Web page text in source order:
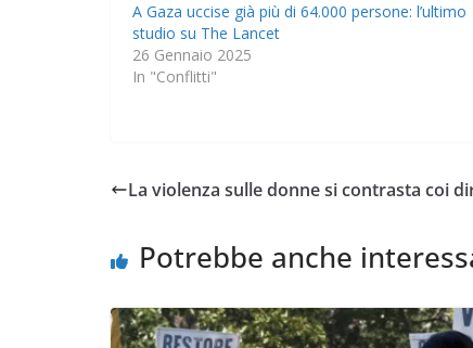
A Gaza uccise già più di 64.000 persone: l’ultimo
studio su The Lancet
26 Gennaio 2025
In "Conflitti"
La violenza sulle donne si contrasta coi
Potrebbe anche